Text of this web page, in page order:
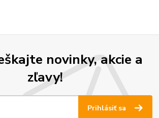
novinky, akcie a
zľavy!
Prihlásiť sa